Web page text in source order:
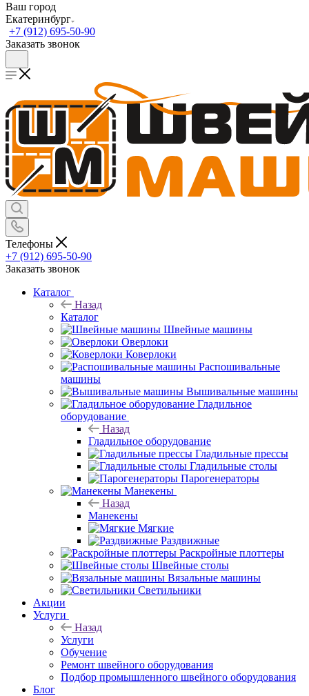
Ваш город
Екатеринбург
+7 (912) 695-50-90
Заказать звонок
Телефоны
+7 (912) 695-50-90
Заказать звонок
Каталог
Назад
Каталог
Швейные машины
Оверлоки
Коверлоки
Распошивальные
машины
Вышивальные машины
Гладильное
оборудование
Назад
Гладильное оборудование
Гладильные прессы
Гладильные столы
Парогенераторы
Манекены
Назад
Манекены
Мягкие
Раздвижные
Раскройные плоттеры
Швейные столы
Вязальные машины
Светильники
Акции
Услуги
Назад
Услуги
Обучение
Ремонт швейного оборудования
Подбор промышленного швейного оборудования
Блог